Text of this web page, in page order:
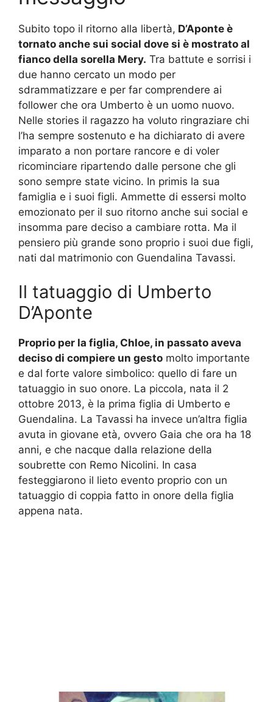
Subito topo il ritorno alla libertà, D’Aponte è
tornato anche sui social dove si è mostrato al
fianco della sorella Mery. Tra battute e sorrisi i
due hanno cercato un modo per
sdrammatizzare e per far comprendere ai
follower che ora Umberto è un uomo nuovo.
Nelle stories il ragazzo ha voluto ringraziare chi
l’ha sempre sostenuto e ha dichiarato di avere
imparato a non portare rancore e di voler
ricominciare ripartendo dalle persone che gli
sono sempre state vicino. In primis la sua
famiglia e i suoi figli. Ammette di essersi molto
emozionato per il suo ritorno anche sui social e
insomma pare deciso a cambiare rotta. Ma il
pensiero più grande sono proprio i suoi due figli,
nati dal matrimonio con Guendalina Tavassi.
Il tatuaggio di Umberto
D’Aponte
Proprio per la figlia, Chloe, in passato aveva
deciso di compiere un gesto molto importante
e dal forte valore simbolico: quello di fare un
tatuaggio in suo onore. La piccola, nata il 2
ottobre 2013, è la prima figlia di Umberto e
Guendalina. La Tavassi ha invece un’altra figlia
avuta in giovane età, ovvero Gaia che ora ha 18
anni, e che nacque dalla relazione della
soubrette con Remo Nicolini. In casa
festeggiarono il lieto evento proprio con un
tatuaggio di coppia fatto in onore della figlia
appena nata.